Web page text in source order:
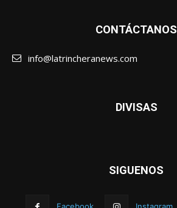
CONTÁCTANOS
info@latrincheranews.com
DIVISAS
SIGUENOS
Facebook Instagram